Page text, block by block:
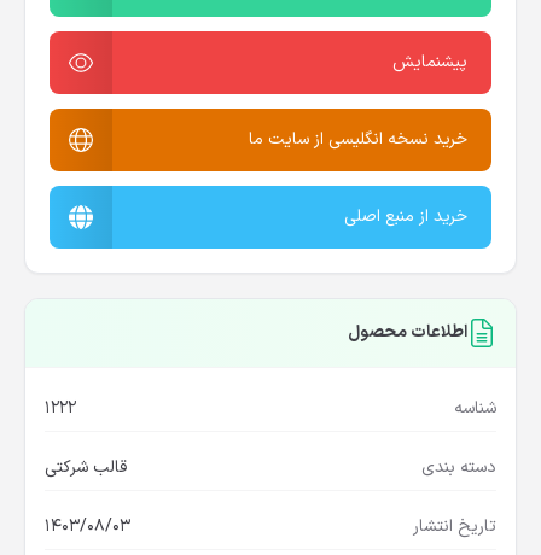
پیشنمایش
خرید نسخه انگلیسی از سایت ما
خرید از منبع اصلی
اطلاعات محصول
شناسه 1222
دسته بندی قالب شرکتی
تاریخ انتشار 1403/08/03